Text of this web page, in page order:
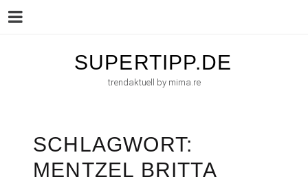
SUPERTIPP.DE
trendaktuell by mima.re
SCHLAGWORT:
MENTZEL BRITTA
Menu